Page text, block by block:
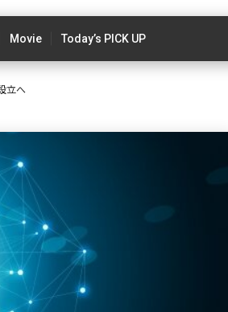
Movie Today’s PICK UP
立へ